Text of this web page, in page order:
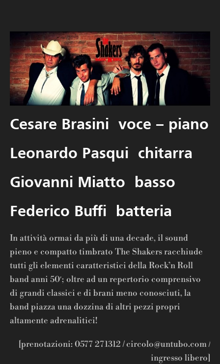
Cesare Brasini voce – piano
Leonardo Pasqui chitarra
Giovanni Miatto basso
Federico Buffi
batteria
In attività ormai da più di una decade, il sound
pieno e compatto timbrato The Shakers racchiude
tutti gli elementi caratteristici della Rock’n Roll
band anni 50′; oltre ad un repertorio comprensivo
di grandi classici e di brani meno conosciuti, la
band piazza una dozzina di altri pezzi propri
altamente adrenalitici!
[prenotazioni: 0577 271312 / circolo@untubo.com /
ingresso libero]